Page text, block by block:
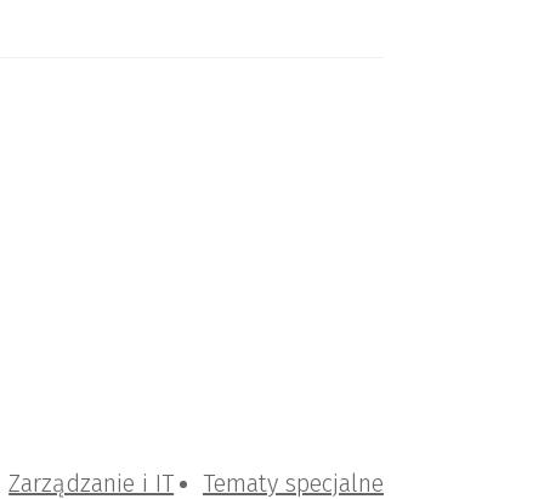
Zarządzanie i IT Tematy specjalne